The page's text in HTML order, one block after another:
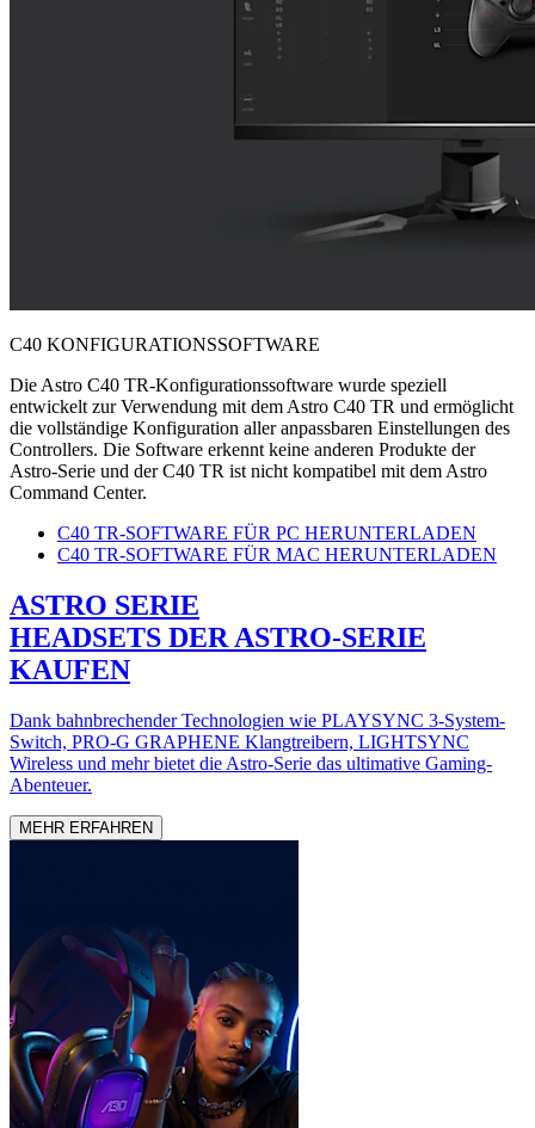
C40 KONFIGURATIONSSOFTWARE
Die Astro C40 TR-Konfigurationssoftware wurde speziell
entwickelt zur Verwendung mit dem Astro C40 TR und ermöglicht
die vollständige Konfiguration aller anpassbaren Einstellungen des
Controllers. Die Software erkennt keine anderen Produkte der
Astro-Serie und der C40 TR ist nicht kompatibel mit dem Astro
Command Center.
C40 TR-SOFTWARE FÜR PC HERUNTERLADEN
C40 TR-SOFTWARE FÜR MAC HERUNTERLADEN
ASTRO SERIE
HEADSETS DER ASTRO-SERIE
KAUFEN
Dank bahnbrechender Technologien wie PLAYSYNC 3-System-
Switch, PRO-G GRAPHENE Klangtreibern, LIGHTSYNC
Wireless und mehr bietet die Astro-Serie das ultimative Gaming-
Abenteuer.
MEHR ERFAHREN